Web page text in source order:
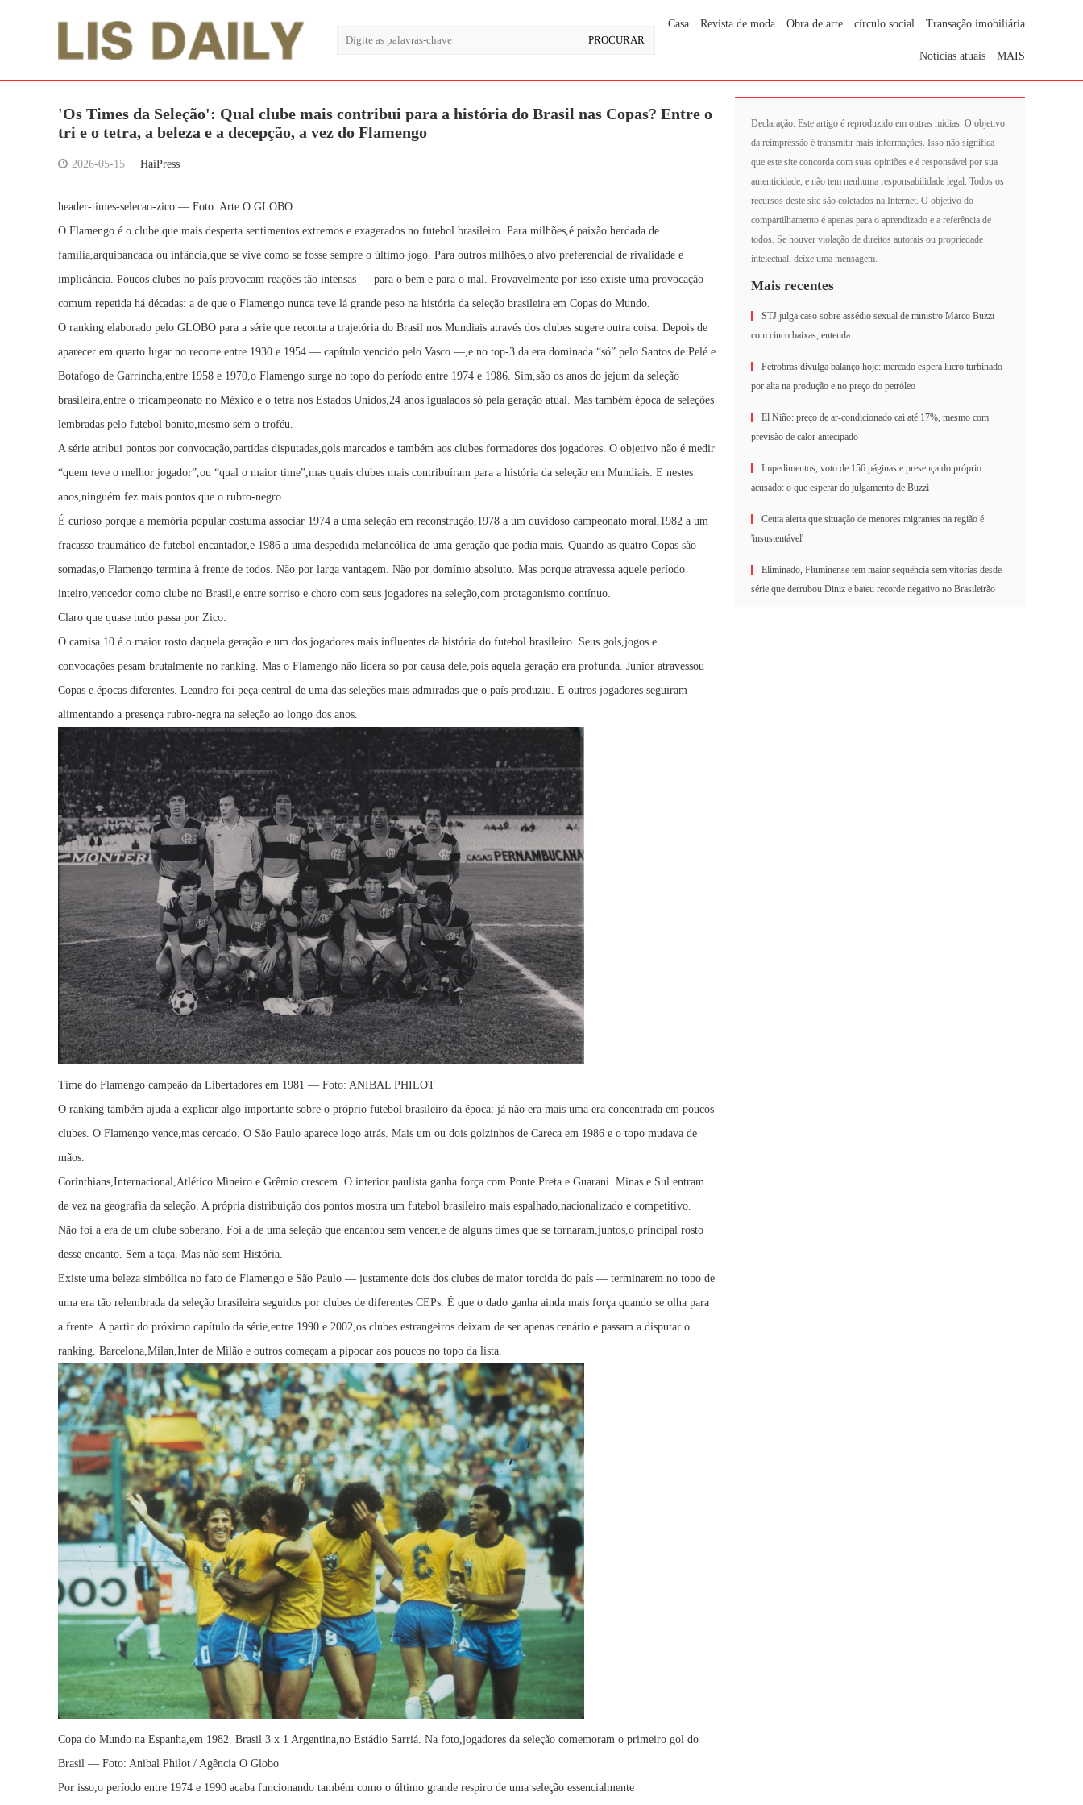
Casa Revista de moda Obra de arte círculo social Transação imobiliária
Notícias atuais MAIS
'Os Times da Seleção': Qual clube mais contribui para a história do Brasil nas Copas? Entre o
tri e o tetra, a beleza e a decepção, a vez do Flamengo
2026-05-15 HaiPress
header-times-selecao-zico — Foto: Arte O GLOBO
O Flamengo é o clube que mais desperta sentimentos extremos e exagerados no futebol brasileiro. Para milhões,é paixão herdada de
família,arquibancada ou infância,que se vive como se fosse sempre o último jogo. Para outros milhões,o alvo preferencial de rivalidade e
implicância. Poucos clubes no país provocam reações tão intensas — para o bem e para o mal. Provavelmente por isso existe uma provocação
comum repetida há décadas: a de que o Flamengo nunca teve lá grande peso na história da seleção brasileira em Copas do Mundo.
O ranking elaborado pelo GLOBO para a série que reconta a trajetória do Brasil nos Mundiais através dos clubes sugere outra coisa. Depois de
aparecer em quarto lugar no recorte entre 1930 e 1954 — capítulo vencido pelo Vasco —,e no top-3 da era dominada “só” pelo Santos de Pelé e
Botafogo de Garrincha,entre 1958 e 1970,o Flamengo surge no topo do período entre 1974 e 1986. Sim,são os anos do jejum da seleção
brasileira,entre o tricampeonato no México e o tetra nos Estados Unidos,24 anos igualados só pela geração atual. Mas também época de seleções
lembradas pelo futebol bonito,mesmo sem o troféu.
A série atribui pontos por convocação,partidas disputadas,gols marcados e também aos clubes formadores dos jogadores. O objetivo não é medir
“quem teve o melhor jogador”,ou “qual o maior time”,mas quais clubes mais contribuíram para a história da seleção em Mundiais. E nestes
anos,ninguém fez mais pontos que o rubro-negro.
É curioso porque a memória popular costuma associar 1974 a uma seleção em reconstrução,1978 a um duvidoso campeonato moral,1982 a um
fracasso traumático de futebol encantador,e 1986 a uma despedida melancólica de uma geração que podia mais. Quando as quatro Copas são
somadas,o Flamengo termina à frente de todos. Não por larga vantagem. Não por domínio absoluto. Mas porque atravessa aquele período
inteiro,vencedor como clube no Brasil,e entre sorriso e choro com seus jogadores na seleção,com protagonismo contínuo.
Claro que quase tudo passa por Zico.
O camisa 10 é o maior rosto daquela geração e um dos jogadores mais influentes da história do futebol brasileiro. Seus gols,jogos e
convocações pesam brutalmente no ranking. Mas o Flamengo não lidera só por causa dele,pois aquela geração era profunda. Júnior atravessou
Copas e épocas diferentes. Leandro foi peça central de uma das seleções mais admiradas que o país produziu. E outros jogadores seguiram
alimentando a presença rubro-negra na seleção ao longo dos anos.
Time do Flamengo campeão da Libertadores em 1981 — Foto: ANIBAL PHILOT
O ranking também ajuda a explicar algo importante sobre o próprio futebol brasileiro da época: já não era mais uma era concentrada em poucos
clubes. O Flamengo vence,mas cercado. O São Paulo aparece logo atrás. Mais um ou dois golzinhos de Careca em 1986 e o topo mudava de
mãos.
Corinthians,Internacional,Atlético Mineiro e Grêmio crescem. O interior paulista ganha força com Ponte Preta e Guarani. Minas e Sul entram
de vez na geografia da seleção. A própria distribuição dos pontos mostra um futebol brasileiro mais espalhado,nacionalizado e competitivo.
Não foi a era de um clube soberano. Foi a de uma seleção que encantou sem vencer,e de alguns times que se tornaram,juntos,o principal rosto
desse encanto. Sem a taça. Mas não sem História.
Existe uma beleza simbólica no fato de Flamengo e São Paulo — justamente dois dos clubes de maior torcida do país — terminarem no topo de
uma era tão relembrada da seleção brasileira seguidos por clubes de diferentes CEPs. É que o dado ganha ainda mais força quando se olha para
a frente. A partir do próximo capítulo da série,entre 1990 e 2002,os clubes estrangeiros deixam de ser apenas cenário e passam a disputar o
ranking. Barcelona,Milan,Inter de Milão e outros começam a pipocar aos poucos no topo da lista.
Copa do Mundo na Espanha,em 1982. Brasil 3 x 1 Argentina,no Estádio Sarriá. Na foto,jogadores da seleção comemoram o primeiro gol do
Brasil — Foto: Anibal Philot / Agência O Globo
Por isso,o período entre 1974 e 1990 acaba funcionando também como o último grande respiro de uma seleção essencialmente
Declaração: Este artigo é reproduzido em outras mídias. O objetivo
da reimpressão é transmitir mais informações. Isso não significa
que este site concorda com suas opiniões e é responsável por sua
autenticidade, e não tem nenhuma responsabilidade legal. Todos os
recursos deste site são coletados na Internet. O objetivo do
compartilhamento é apenas para o aprendizado e a referência de
todos. Se houver violação de direitos autorais ou propriedade
intelectual, deixe uma mensagem.
Mais recentes
STJ julga caso sobre assédio sexual de ministro Marco Buzzi
com cinco baixas; entenda
Petrobras divulga balanço hoje: mercado espera lucro turbinado
por alta na produção e no preço do petróleo
El Niño: preço de ar-condicionado cai até 17%, mesmo com
previsão de calor antecipado
Impedimentos, voto de 156 páginas e presença do próprio
acusado: o que esperar do julgamento de Buzzi
Ceuta alerta que situação de menores migrantes na região é
'insustentável'
Eliminado, Fluminense tem maior sequência sem vitórias desde
série que derrubou Diniz e bateu recorde negativo no Brasileirão